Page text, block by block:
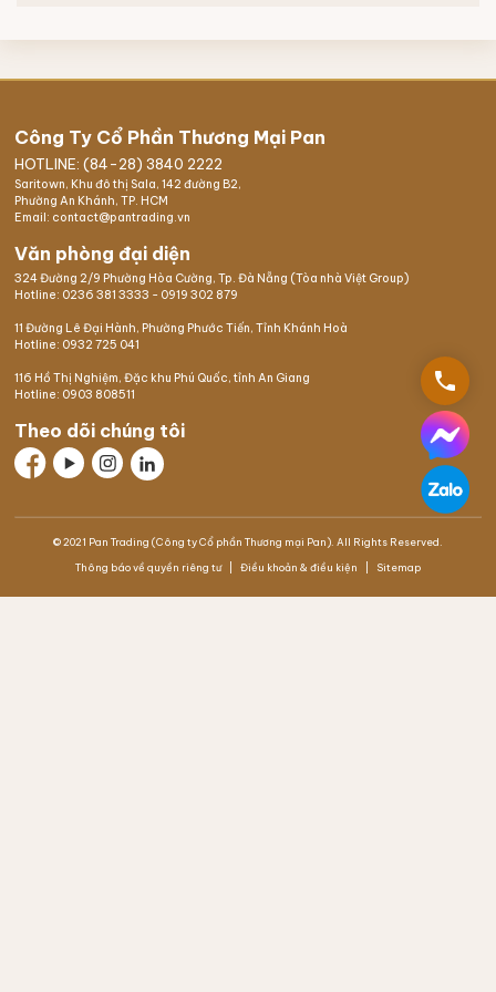
Công Ty Cổ Phần Thương Mại Pan
HOTLINE: (84-28) 3840 2222
Saritown, Khu đô thị Sala, 142 đường B2,
Phường An Khánh, TP. HCM
Email: contact@pantrading.vn
Văn phòng đại diện
324 Đường 2/9 Phường Hòa Cường, Tp. Đà Nẵng (Tòa nhà Việt Group)
Hotline: 0236 381 3333 - 0919 302 879
11 Đường Lê Đại Hành, Phường Phước Tiến, Tỉnh Khánh Hoà
Hotline: 0932 725 041
116 Hồ Thị Nghiệm, Đặc khu Phú Quốc, tỉnh An Giang
Hotline: 0903 808511
Theo dõi chúng tôi
© 2021 Pan Trading (Công ty Cổ phần Thương mại Pan). All Rights Reserved.
Thông báo về quyền riêng tư Điều khoản & điều kiện Sitemap
phone